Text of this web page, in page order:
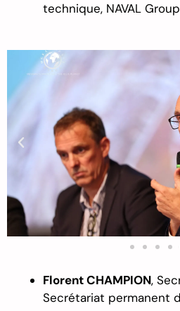
technique, NAVAL Group
FlorentCHAMPION,
Secrétariat permanent